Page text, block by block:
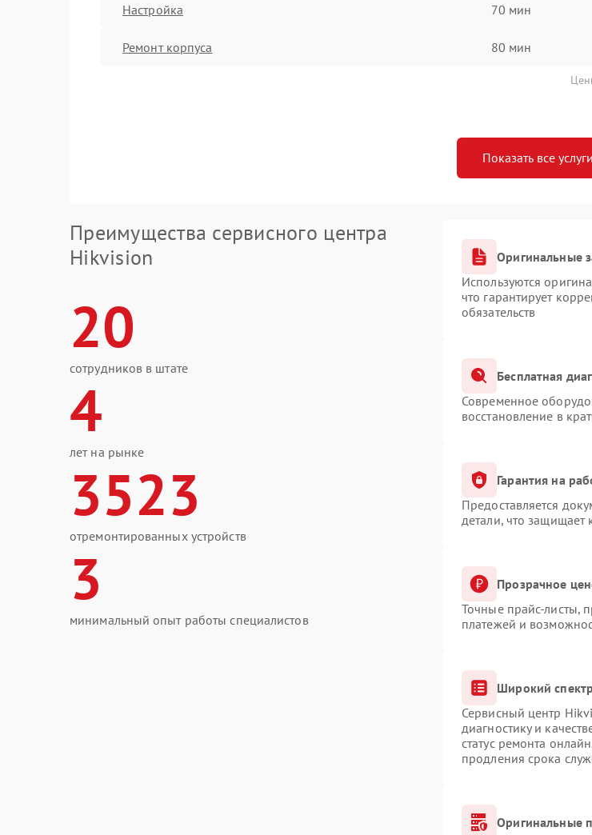
Настройка 70 мин
Ремонт корпуса 80 мин
Показать все услуги
Преимущества сервисного центра
Hikvision
20
сотрудников в штате
4
лет на рынке
3523
отремонтированных устройств
3
минимальный опыт работы специалистов
Оригинальные
Используются
что гарантирует
обязательств
Бесплатная
Современное
восстановление в
Гарантия на
Предоставляется
детали, что защищает
Прозрачное
Точные прайс-листы,
платежей и
Широкий
Сервисный центр
диагностику и
статус ремонта
продления срока
Оригинальные